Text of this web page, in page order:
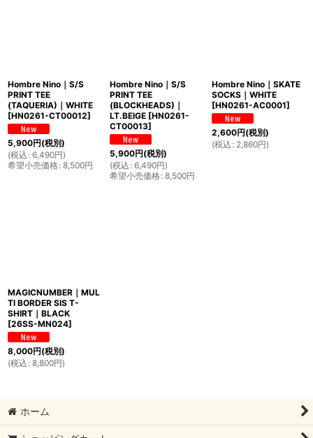
Hombre Nino｜S/S
PRINT TEE
(TAQUERIA)｜WHITE
[HN0261-CT00012]
5,900円(税別)
(税込 : 6,490円)
希望小売価格: 8,500円
Hombre Nino｜S/S
PRINT TEE
(BLOCKHEADS)｜
LT.BEIGE [HN0261-
CT00013]
5,900円(税別)
(税込 : 6,490円)
希望小売価格: 8,500円
Hombre Nino｜SKATE
SOCKS｜WHITE
[HN0261-AC0001]
2,600円(税別)
(税込 : 2,860円)
MAGICNUMBER｜MUL
Tl BORDER SIS T-
SHIRT｜BLACK
[26SS-MN024]
8,000円(税別)
(税込 : 8,800円)
ホーム